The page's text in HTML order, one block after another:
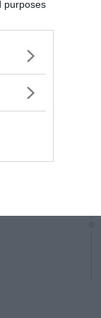
purposes